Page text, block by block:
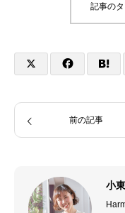
記事の
前の記事
小